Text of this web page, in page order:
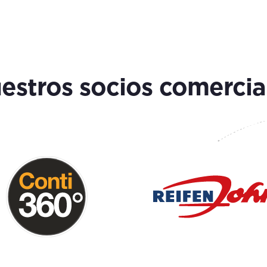
socios